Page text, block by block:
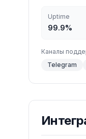
Uptime
99.9%
Каналы
Telegram